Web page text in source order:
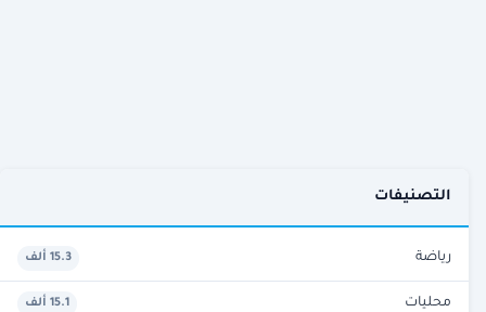
التصنيفات
رياضة 15.3 ألف
محليات 15.1 ألف